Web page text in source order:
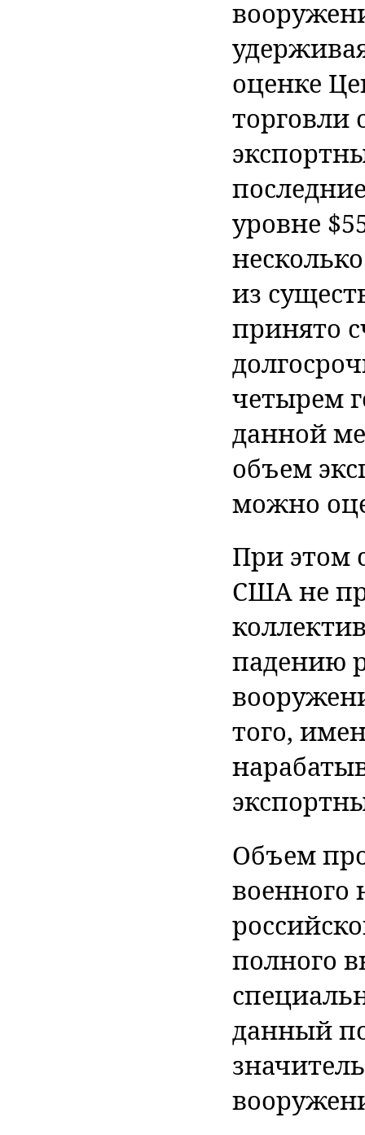
оценке
уровне
из
принято
четырем
данной
объем
можно
При этом
США не
падению
того,
Объем
военного
полного
данный